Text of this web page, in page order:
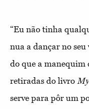
“Eu não tinha
nua a dançar no
do que a manequim
retiradas do livro
serve para pôr um